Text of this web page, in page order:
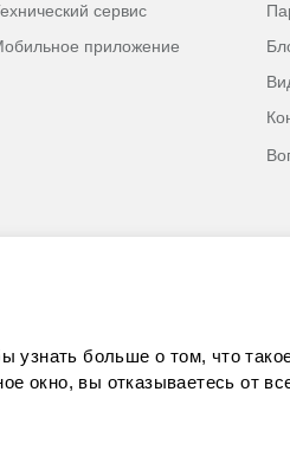
сервис
приложение
узнать больше о том, что
окно, вы отказываетесь от